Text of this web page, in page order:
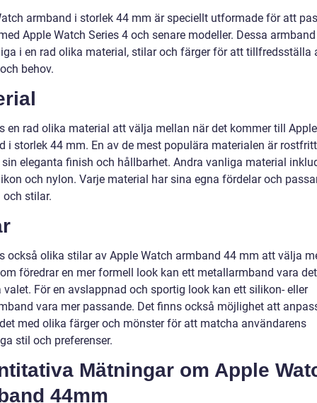
armband i storlek 44 mm är speciellt utformade för att
Apple Watch Series 4 och senare modeller. Dessa
i en rad olika material, stilar och färger för att tillfredsställa
behov.
en rad olika material att välja mellan när det kommer till
i storlek 44 mm. En av de mest populära materialen är
eleganta finish och hållbarhet. Andra vanliga material
och nylon. Varje material har sina egna fördelar och
stilar.
också olika stilar av Apple Watch armband 44 mm att välja
föredrar en mer formell look kan ett metallarmband vara det
valet. För en avslappnad och sportig look kan ett silikon- eller
vara mer passande. Det finns också möjlighet att
med olika färger och mönster för att matcha användarens
stil och preferenser.
Mätningar om Apple
44mm